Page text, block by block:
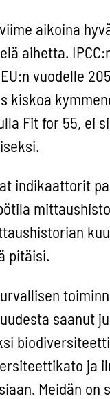
aikoina
aihetta.
vuodelle
Fit for 55, ei
indikaattorit
pitäisi.
saanut
ja
Meidän on